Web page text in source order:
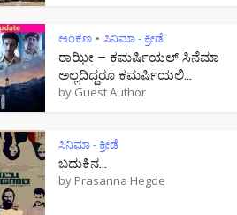
ಅಂಕಣ • ಸಿನಿಮಾ - ಕ್ರೀಡೆ
ರಾಝೀ – ಕಮರ್ಷಿಯಲ್ ಸಿನೆಮಾ
ಅಲ್ಲದಿದ್ದರೂ ಕಮರ್ಷಿಯಲಿ...
by Guest Author
ಸಿನಿಮಾ - ಕ್ರೀಡೆ
ಬದುಕಿನ...
by Prasanna Hegde